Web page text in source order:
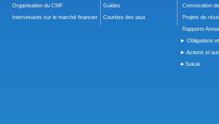
Organisation du CMF
Intervenants sur le marché financier
Guides
Courbes des taux
Convocation
Projets de
Rapports
► Obligations
► Actions et
►Sukuk